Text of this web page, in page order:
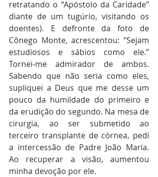
retratando o “Apóstolo da Caridade”
diante de um tugúrio, visitando os
doentes). E defronte da foto de
Cônego Monte, acrescentou: “Sejam
estudiosos e sábios como ele.”
Tornei-me admirador de ambos.
Sabendo que não seria como eles,
supliquei a Deus que me desse um
pouco da humildade do primeiro e
da erudição do segundo. Na mesa de
cirurgia, ao ser submetido ao
terceiro transplante de córnea, pedi
a intercessão de Padre João Maria.
Ao recuperar a visão, aumentou
minha devoção por ele.